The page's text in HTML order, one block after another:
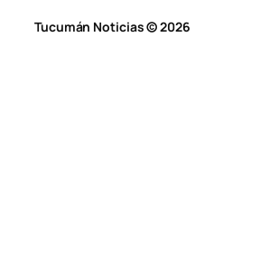
Tucumán Noticias © 2026